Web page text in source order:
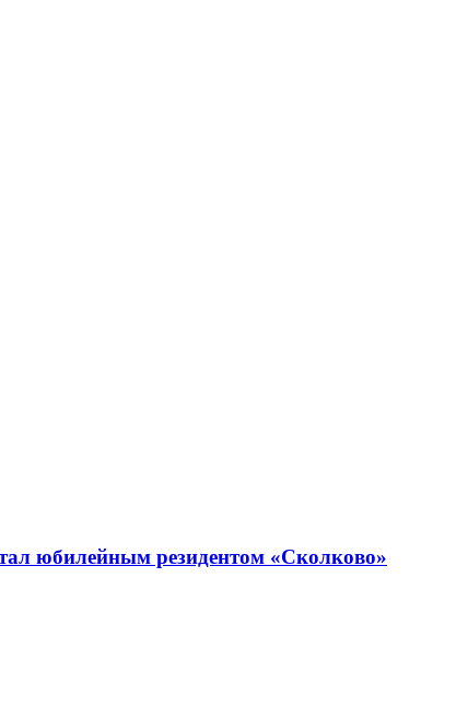
юбилейным резидентом «Сколково»